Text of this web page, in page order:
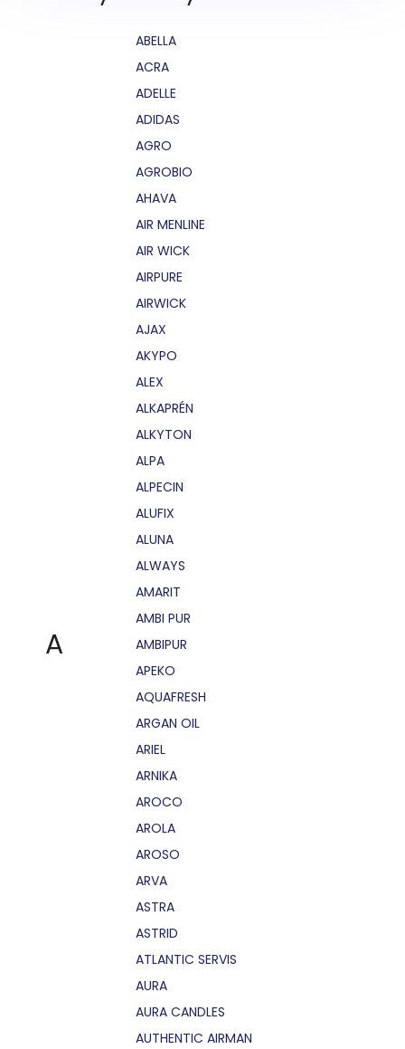
A
ABELLA
ACRA
ADELLE
ADIDAS
AGRO
AGROBIO
AHAVA
AIR MENLINE
AIR WICK
AIRPURE
AIRWICK
AJAX
AKYPO
ALEX
ALKAPRÉN
ALKYTON
ALPA
ALPECIN
ALUFIX
ALUNA
ALWAYS
AMARIT
AMBI PUR
AMBIPUR
APEKO
AQUAFRESH
ARGAN OIL
ARIEL
ARNIKA
AROCO
AROLA
AROSO
ARVA
ASTRA
ASTRID
ATLANTIC SERVIS
AURA
AURA CANDLES
AUTHENTIC AIRMAN